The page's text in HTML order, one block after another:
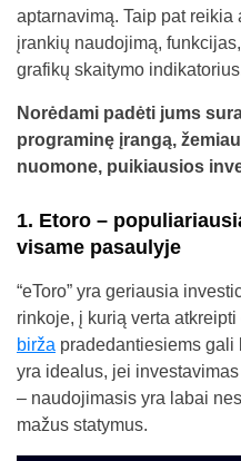
aptarnavimą. Taip pat
įrankių naudojimą,
grafikų skaitymo
Norėdami padėti jums
programinę įrangą,
nuomone, puikiausios
1. Etoro –
visame pasaulyje
“eToro” yra geriausia
rinkoje, į kurią verta
birža pradedantiesiems gali
yra idealus, jei
– naudojimasis yra labai
mažus statymus.